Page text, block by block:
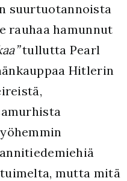
suurtuotannoista
rauhaa hamunnut
tullutta Pearl
Hitlerin
mutta mitä